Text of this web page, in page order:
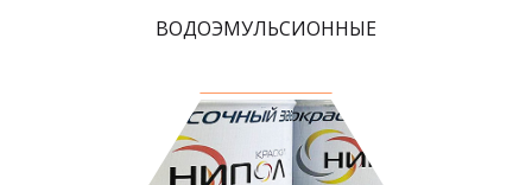
ВОДОЭМУЛЬСИОННЫЕ